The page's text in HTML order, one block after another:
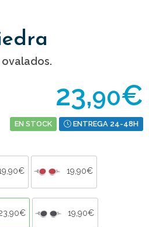
23,90€
EN STOCK ENTREGA 24-48H
19,90€
19,90€